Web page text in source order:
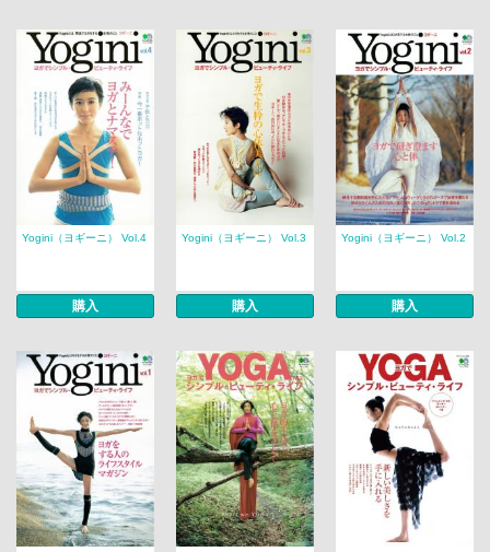
Yogini（ヨギーニ） Vol.4
購入
Yogini（ヨギーニ） Vol.3
購入
Yogini（ヨギーニ） Vol.2
購入